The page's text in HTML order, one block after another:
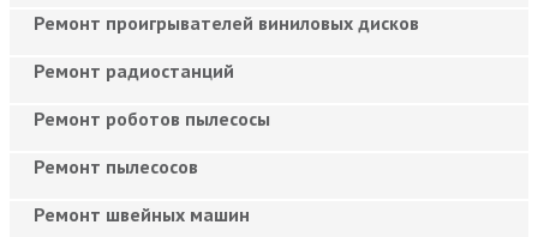
Ремонт проигрывателей виниловых дисков
Ремонт радиостанций
Ремонт роботов пылесосы
Ремонт пылесосов
Ремонт швейных машин